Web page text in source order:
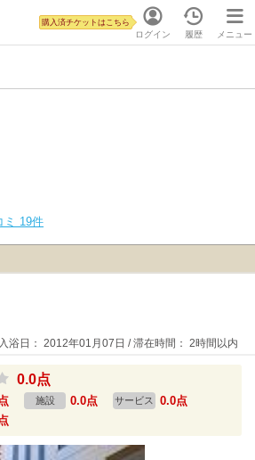
ログイン
購入済チケットはこちら
履歴 メニュー
ミ 19件
浴日： 2012年01月07日 / 滞在時間： 2時間以内
0.0点
施設 0.0点 サービス 0.0点